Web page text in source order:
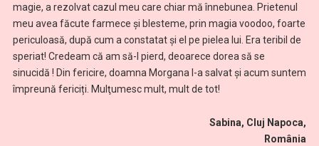
magie, a rezolvat cazul meu care chiar mă înnebunea. Prietenul
meu avea făcute farmece şi blesteme, prin magia voodoo, foarte
periculoasă, după cum a constatat și el pe pielea lui. Era teribil de
speriat! Credeam că am să-l pierd, deoarece dorea să se
sinucidă ! Din fericire, doamna Morgana l-a salvat şi acum suntem
împreună fericiți. Mulţumesc mult, mult de tot!
Sabina, Cluj Napoca,
România